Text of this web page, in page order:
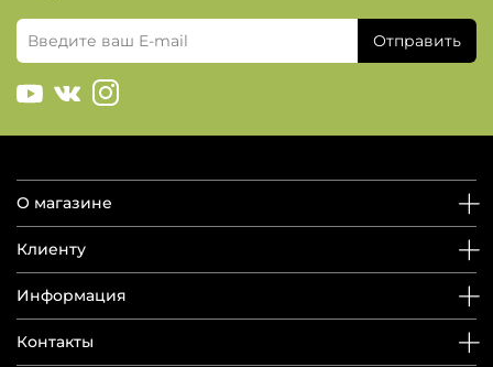
Отправить
О магазине
Клиенту
Информация
Контакты